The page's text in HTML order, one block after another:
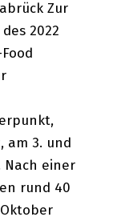
Zur
2022
am 3. und
Nach einer
rund 40